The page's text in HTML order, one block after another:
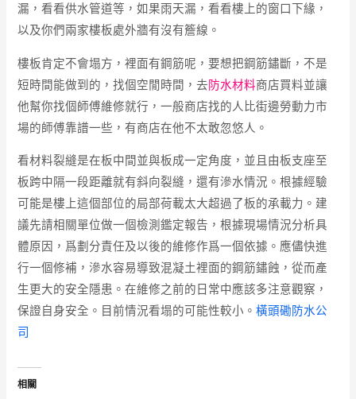
漏，看看供水管道等，如果雨天漏，看看樓上的窗口下緣，
以及你們兩家樓板處外牆有沒有簷線。
樓板肯定不會塌方，裡面有鋼筋呢，要想把鋼筋鏽斷，不是
短時間能做到的，找個空閒時間，去防水材料商店買料並讓
他幫你找個師傅維修就行，一般商店找的人比街邊勞動力市
場的師傅靠譜一些，有商店在他不太敢忽悠人。
看材料裂縫是在板中間並與板成一定角度，並且由板支座至
板跨中隔一段距離就有斜向裂縫，還有滲水情況。根據經驗
可能是樓上這個部位的局部荷載太大超過了板的承載力。建
議先請相關單位做一個檢測鑑定報告，根據現場情況分析具
體原因，爲劃分責任及以後的維修作爲一個依據。應儘快進
行一個修補，滲水容易導致混凝土裡面的鋼筋鏽蝕，從而產
生更大的安全隱患。在維修之前的日常中應該多注意觀察，
保證自身安全。目前情況看塌的可能性較小。橫頭磡防水公
司
相關